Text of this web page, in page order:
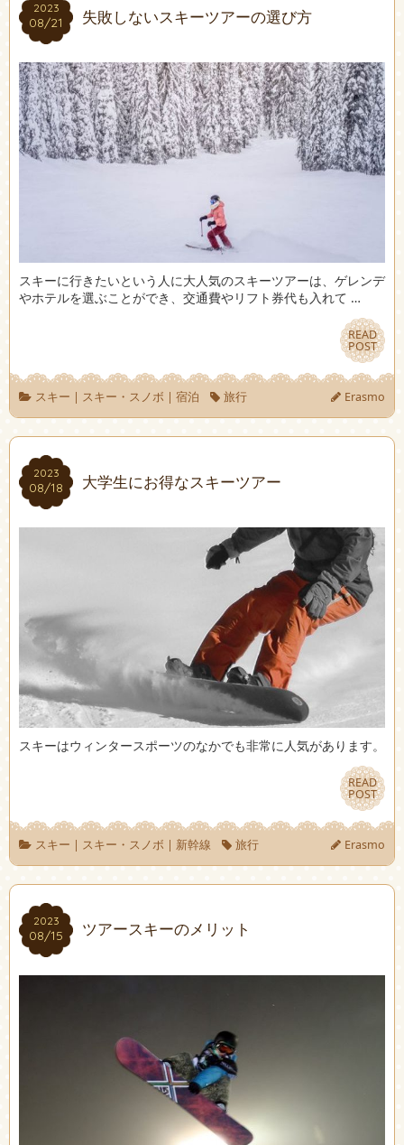
2023
08/21
2023
08/21 失敗しないスキーツアーの選び方
スキーに行きたいという人に大人気のスキーツアーは、ゲレンデ
やホテルを選ぶことができ、交通費やリフト券代も入れて …
READ
POST
READ
POST
スキー | スキー・スノボ | 宿泊 旅行 Erasmo
2023
08/18
2023
08/18 大学生にお得なスキーツアー
スキーはウィンタースポーツのなかでも非常に人気があります。
READ
POST
READ
POST
スキー | スキー・スノボ | 新幹線 旅行 Erasmo
2023
08/15
2023
08/15 ツアースキーのメリット